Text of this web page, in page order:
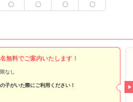
〇 〇 〇 〇
無料でご案内いたします！
なし
子がいた際にご利用ください！